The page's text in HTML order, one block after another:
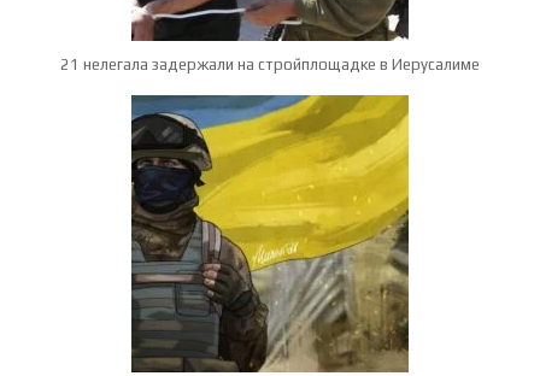
21 нелегала задержали на стройплощадке в Иерусалиме